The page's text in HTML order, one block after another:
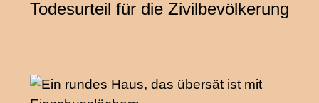
Todesurteil für die Zivilbevölkerung